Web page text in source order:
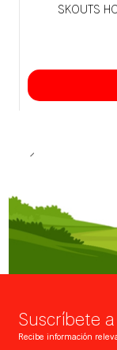
SKOUTS
Suscríbete
Recibe información